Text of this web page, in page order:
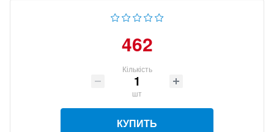
462
Кількість
шт
КУПИТЬ